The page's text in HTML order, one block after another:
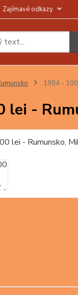
Zajímavé odkazy
1994 -
lei -